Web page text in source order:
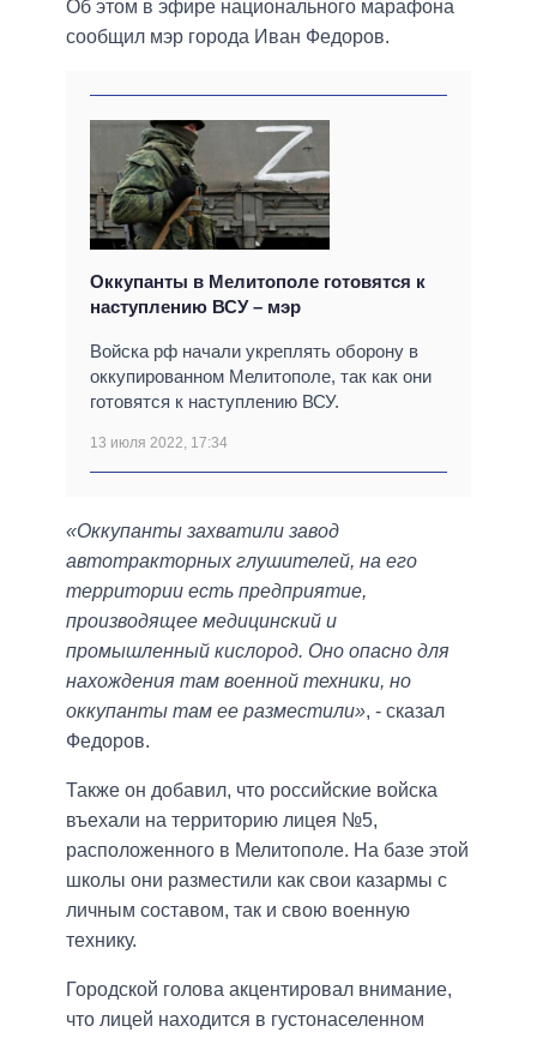
Об этом в эфире национального марафона
сообщил мэр города Иван Федоров.
Оккупанты в Мелитополе готовятся к
наступлению ВСУ – мэр
Войска рф начали укреплять оборону в
оккупированном Мелитополе, так как они
готовятся к наступлению ВСУ.
13 июля 2022, 17:34
«Оккупанты захватили завод
автотракторных глушителей, на его
территории есть предприятие,
производящее медицинский и
промышленный кислород. Оно опасно для
нахождения там военной техники, но
оккупанты там ее разместили», - сказал
Федоров.
Также он добавил, что российские войска
въехали на территорию лицея №5,
расположенного в Мелитополе. На базе этой
школы они разместили как свои казармы с
личным составом, так и свою военную
технику.
Городской голова акцентировал внимание,
что лицей находится в густонаселенном